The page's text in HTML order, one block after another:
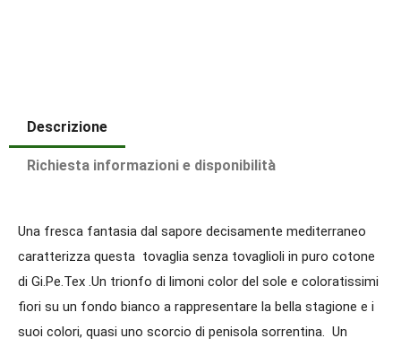
Descrizione
Richiesta informazioni e disponibilità
Una fresca fantasia dal sapore decisamente mediterraneo
caratterizza questa tovaglia senza tovaglioli in puro cotone
di Gi.Pe.Tex .Un trionfo di limoni color del sole e coloratissimi
fiori su un fondo bianco a rappresentare la bella stagione e i
suoi colori, quasi uno scorcio di penisola sorrentina. Un